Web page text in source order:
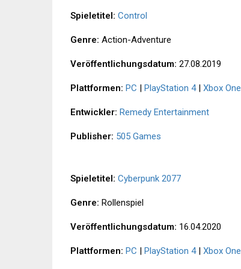
Spieletitel: Control
Genre: Action-Adventure
Veröffentlichungsdatum: 27.08.2019
Plattformen: PC | PlayStation 4| Xbox One
Entwickler: Remedy Entertainment
Publisher: 505 Games
Spieletitel: Cyberpunk 2077
Genre: Rollenspiel
Veröffentlichungsdatum: 16.04.2020
Plattformen: PC | PlayStation 4| Xbox One